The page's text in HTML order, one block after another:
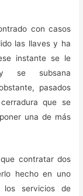
con casos
las llaves y ha
instante se le
se subsana
pasados
que se
una de más
contratar dos
hecho en uno
los servicios de